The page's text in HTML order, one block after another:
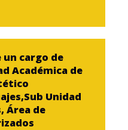
cargo de
Académica de
Unidad
Área de